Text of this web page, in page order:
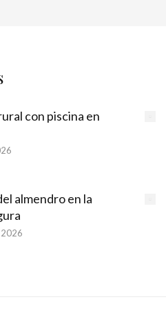
con piscina en
almendro en la